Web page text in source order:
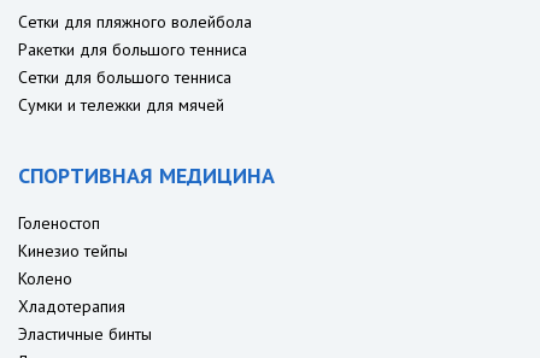
Сетки для пляжного волейбола
Ракетки для большого тенниса
Сетки для большого тенниса
Сумки и тележки для мячей
СПОРТИВНАЯ МЕДИЦИНА
Голеностоп
Кинезио тейпы
Колено
Хладотерапия
Эластичные бинты